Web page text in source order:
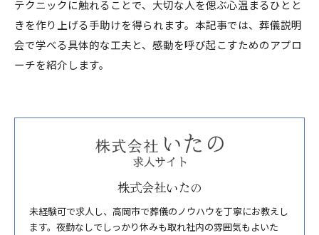
テクニックに触れることで、大切な人を偲ぶ心温まるひとと
きを作り上げる手助けを得られます。本記事では、葬儀説明
会で学べる具体的な工夫と、感動を呼び起こすためのアプロ
ーチを紹介します。
株式会社いたの
未経験可で求人し、高岡市で葬儀のノウハウを丁寧にお教えし
ます。夜勤なしでしっかり休みも取れ社内の雰囲気もよいた